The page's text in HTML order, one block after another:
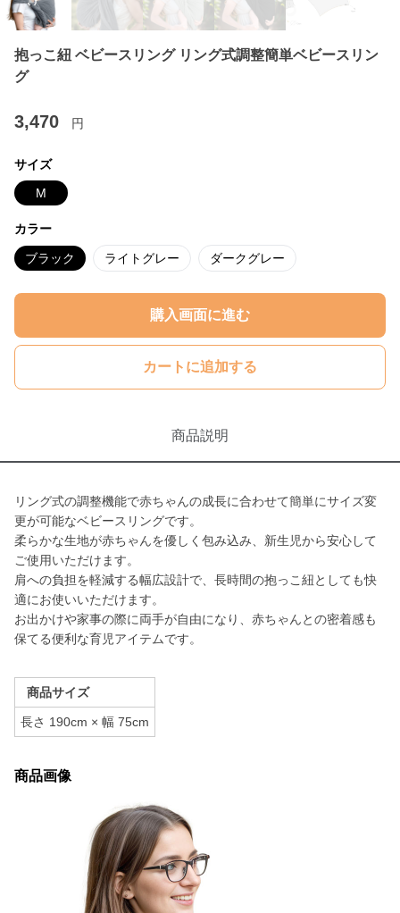
抱っこ紐 ベビースリング リング式調整簡単ベビースリン
グ
3,470 円
サイズ
M
カラー
ブラック ライトグレー ダークグレー
購入画面に進む
カートに追加する
商品説明
リング式の調整機能で赤ちゃんの成長に合わせて簡単にサイズ変
更が可能なベビースリングです。
柔らかな生地が赤ちゃんを優しく包み込み、新生児から安心して
ご使用いただけます。
肩への負担を軽減する幅広設計で、長時間の抱っこ紐としても快
適にお使いいただけます。
お出かけや家事の際に両手が自由になり、赤ちゃんとの密着感も
保てる便利な育児アイテムです。
商品サイズ
長さ 190cm × 幅 75cm
商品画像